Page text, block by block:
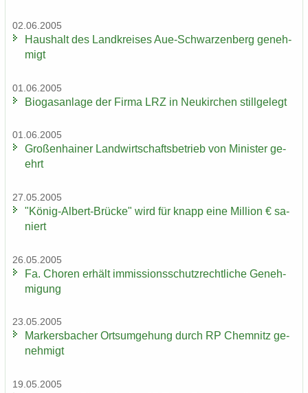
02.06.2005
Haus­halt des Land­krei­ses Aue-​Schwarzenberg ge­neh­
migt
01.06.2005
Bio­gas­an­la­ge der Firma LRZ in Neu­kir­chen still­ge­legt
01.06.2005
Gro­ßen­hai­ner Land­wirt­schafts­be­trieb von Mi­nis­ter ge­
ehrt
27.05.2005
"König-​Albert-Brücke" wird für knapp eine Mil­li­on € sa­
niert
26.05.2005
Fa. Cho­ren er­hält im­mis­si­ons­schutz­recht­li­che Ge­neh­
mi­gung
23.05.2005
Mar­kers­ba­cher Orts­um­ge­hung durch RP Chem­nitz ge­
neh­migt
19.05.2005